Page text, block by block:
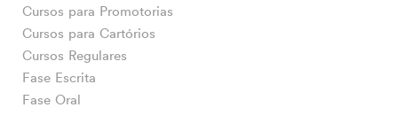
Cursos para Promotorias
Cursos para Cartórios
Cursos Regulares
Fase Escrita
Fase Oral